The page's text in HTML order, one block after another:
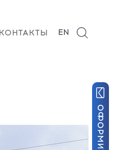
КОНТАКТЫ EN